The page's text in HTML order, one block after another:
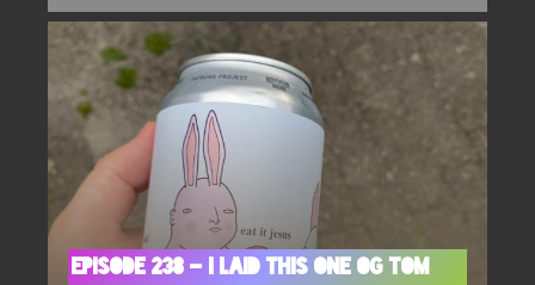
Episode 238 – I laid this one og Tom